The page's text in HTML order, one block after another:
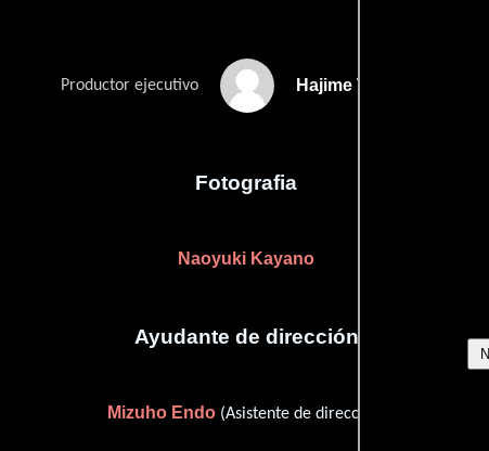
Productor ejecutivo Hajime Takeshita
Fotografia
Naoyuki Kayano
Ayudante de dirección
Mizuho Endo(Asistente de dirección)